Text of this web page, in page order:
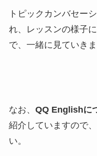
トピックカンバセー
れ、レッスンの様子
で、一緒に見ていきま
なお、 QQ Englishに
紹介していますので
い。